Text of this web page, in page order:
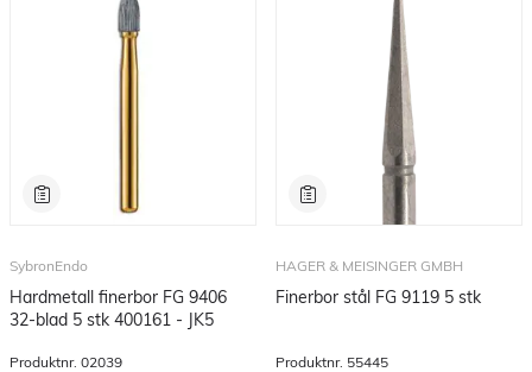
SybronEndo
Hardmetall finerbor FG 9406
32-blad 5 stk 400161 - JK5
Produktnr. 02039
HAGER & MEISINGER GMBH
Finerbor stål FG 9119 5 stk
Produktnr. 55445